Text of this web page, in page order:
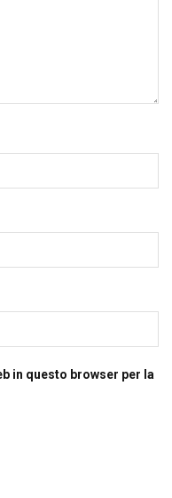
in questo browser per la